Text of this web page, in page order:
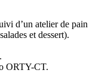
d’un atelier de pain
et dessert).
ORTY-CT.